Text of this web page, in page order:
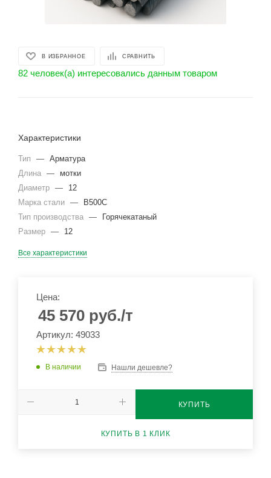
В ИЗБРАННОЕ СРАВНИТЬ
82 человек(а) интересовались данным товаром
Характеристики
Тип — Арматура
Длина —
мотки
Диаметр —
12
Марка стали —
В500С
Тип производства —
Горячекатаный
Размер — 12
Все характеристики
Цена:
45 570 руб./т
Артикул: 49033
В наличии Нашли дешевле?
КУПИТЬ
КУПИТЬ В 1 КЛИК